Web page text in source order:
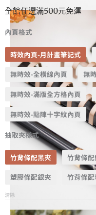
全館任選滿500元免運
內頁格式
時效內頁-月計畫筆記式
無時效-全橫線內頁 無
無時效-滿版全方格內頁
無時效-點陣十字紋內頁
抽取夾樣式
竹背條配黑夾 竹背條
塑膠條配銀夾 竹背條
清除